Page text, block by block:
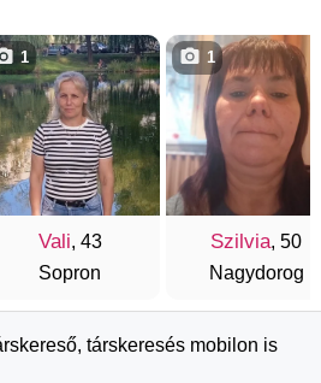
Vali, 43
Sopron
1
Szilvia, 50
Nagydorog
1
társkeresés mobilon is